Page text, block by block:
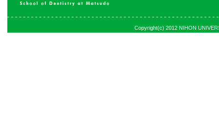
Copyright(c) 2012 NIHON